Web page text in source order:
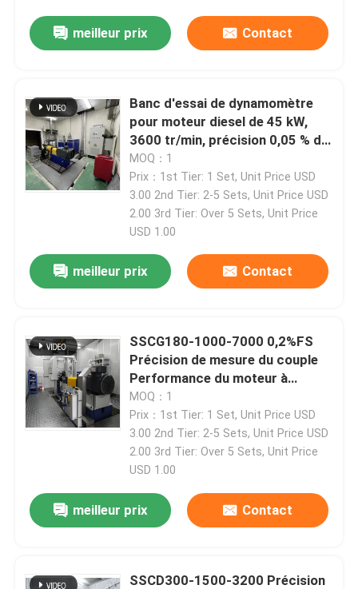
meilleur prix Contact
Banc d'essai de dynamomètre
pour moteur diesel de 45 kW,
3600 tr/min, précision 0,05 % de
l'échelle
MOQ：1
Prix：1st Tier: 1 Set, Unit Price USD
3.00 2nd Tier: 2-5 Sets, Unit Price USD
2.00 3rd Tier: Over 5 Sets, Unit Price
USD 1.00
meilleur prix Contact
SSCG180-1000-7000 0,2%FS
Précision de mesure du couple
Performance du moteur à
essence banc d'essai
dynamomètre électrique
MOQ：1
Prix：1st Tier: 1 Set, Unit Price USD
3.00 2nd Tier: 2-5 Sets, Unit Price USD
2.00 3rd Tier: Over 5 Sets, Unit Price
USD 1.00
meilleur prix Contact
SSCD300-1500-3200 Précision